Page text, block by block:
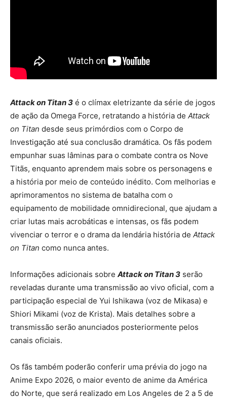
Attack on Titan 3 é o clímax eletrizante da série de jogos
de ação da Omega Force, retratando a história de Attack
on Titan desde seus primórdios com o Corpo de
Investigação até sua conclusão dramática. Os fãs podem
empunhar suas lâminas para o combate contra os Nove
Titãs, enquanto aprendem mais sobre os personagens e
a história por meio de conteúdo inédito. Com melhorias e
aprimoramentos no sistema de batalha com o
equipamento de mobilidade omnidirecional, que ajudam a
criar lutas mais acrobáticas e intensas, os fãs podem
vivenciar o terror e o drama da lendária história de Attack
on Titan como nunca antes.
Informações adicionais sobre Attack on Titan 3 serão
reveladas durante uma transmissão ao vivo oficial, com a
participação especial de Yui Ishikawa (voz de Mikasa) e
Shiori Mikami (voz de Krista). Mais detalhes sobre a
transmissão serão anunciados posteriormente pelos
canais oficiais.
Os fãs também poderão conferir uma prévia do jogo na
Anime Expo 2026, o maior evento de anime da América
do Norte, que será realizado em Los Angeles de 2 a 5 de